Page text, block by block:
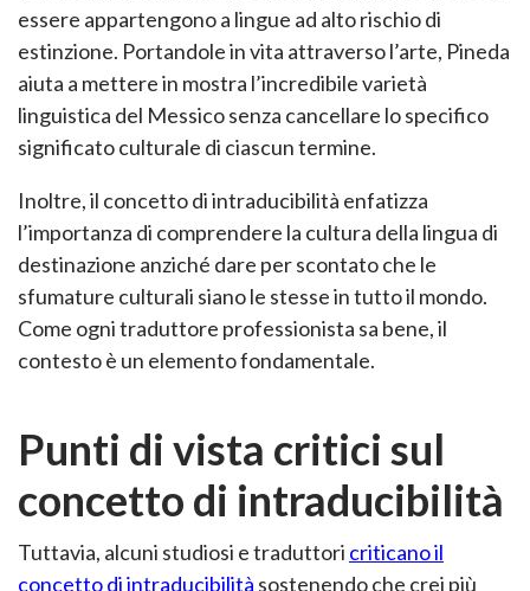
essere appartengono a lingue ad alto rischio di
estinzione. Portandole in vita attraverso l’arte, Pineda
aiuta a mettere in mostra l’incredibile varietà
linguistica del Messico senza cancellare lo specifico
significato culturale di ciascun termine.
Inoltre, il concetto di intraducibilità enfatizza
l’importanza di comprendere la cultura della lingua di
destinazione anziché dare per scontato che le
sfumature culturali siano le stesse in tutto il mondo.
Come ogni traduttore professionista sa bene, il
contesto è un elemento fondamentale.
Punti di vista critici sul
concetto di intraducibilità
Tuttavia, alcuni studiosi e traduttori criticano il
concetto di intraducibilità sostenendo che crei più